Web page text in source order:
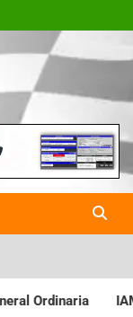
en
ARGENTINA: